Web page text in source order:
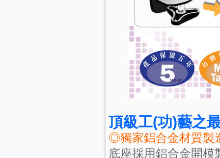
頂級工(功)藝之
◎獨家鋁合金材質製
底座採用鋁合金開